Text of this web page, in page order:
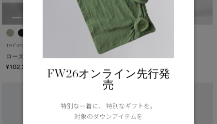
TEI1 5°C / -5°C
ローズデール ジャケット
¥102,300（tax in）
TEI15°C / -5°C
バーナビー チョア コート
¥125,400（tax in）
FW26オンライン先行発
売
特別な一着に、 特別なギフトを。
対象のダウンアイテムを